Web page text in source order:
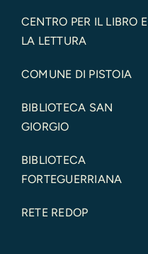
CENTRO PER IL LIBRO E
LA LETTURA
COMUNE DI PISTOIA
BIBLIOTECA SAN
GIORGIO
BIBLIOTECA
FORTEGUERRIANA
RETE REDOP